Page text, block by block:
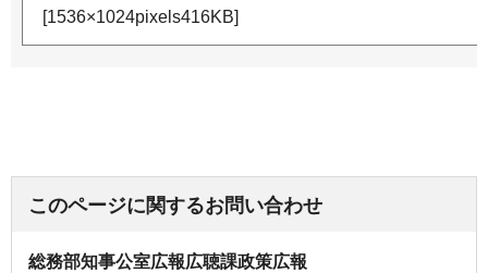
[1536×1024pixels416KB]
このページに関するお問い合わせ
総務部知事公室広報広聴課政策広報